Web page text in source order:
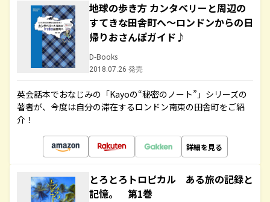
地球の歩き方 カンタベリーと周辺の
すてきな田舎町へ～ロンドンからの日
帰りおさんぽガイド♪
D-Books
2018.07.26 発売
英会話本でおなじみの「Kayoの“秘密のノート”」シリーズの
著者が、今度は自分の滞在するロンドン南東の田舎町をご紹
介！
詳細を見る
とろとろトロピカル ある旅の記録と
記憶。 第1巻